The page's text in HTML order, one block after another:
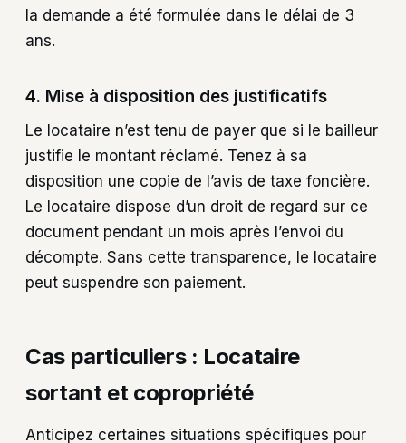
la demande a été formulée dans le délai de 3
ans.
4. Mise à disposition des justificatifs
Le locataire n’est tenu de payer que si le bailleur
justifie le montant réclamé. Tenez à sa
disposition une copie de l’avis de taxe foncière.
Le locataire dispose d’un droit de regard sur ce
document pendant un mois après l’envoi du
décompte. Sans cette transparence, le locataire
peut suspendre son paiement.
Cas particuliers : Locataire
sortant et copropriété
Anticipez certaines situations spécifiques pour